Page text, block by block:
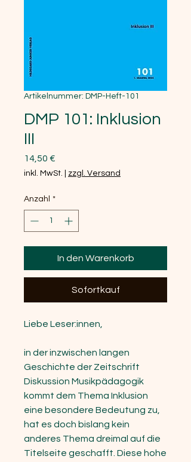
Artikelnummer: DMP-Heft-101
DMP 101: Inklusion
III
14,50 €
inkl. MwSt. zzgl. Versand
Anzahl *
In den Warenkorb
Sofortkauf
Liebe Leser:innen,
in der inzwischen langen
Geschichte der Zeitschrift
Diskussion Musikpädagogik
kommt dem Thema Inklusion
eine besondere Bedeutung zu,
hat es doch bislang kein
anderes Thema dreimal auf die
Titelseite geschafft. Diese hohe